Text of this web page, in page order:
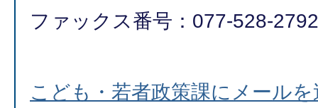
ファックス番号：077-528-2792
こども・若者政策課にメールを